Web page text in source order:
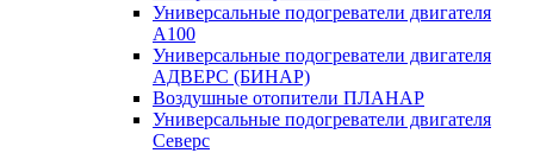
Универсальные подогреватели двигателя
A100
Универсальные подогреватели двигателя
АДВЕРС (БИНАР)
Воздушные отопители ПЛАНАР
Универсальные подогреватели двигателя
Северс